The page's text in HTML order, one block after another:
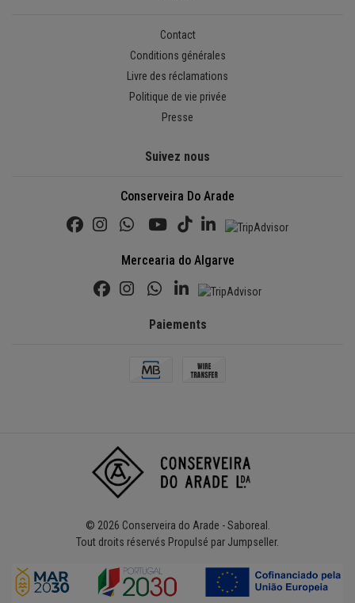
Contact
Conditions générales
Livre des réclamations
Politique de vie privée
Presse
Suivez nous
Conserveira Do Arade
Mercearia do Algarve
Paiements
© 2026 Conserveira do Arade - Saboreal.
Tout droits réservés Propulsé par Jumpseller.